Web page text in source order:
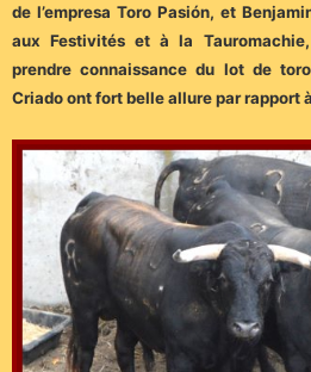
de l’empresa Toro Pasión, et
aux Festivités et à la
prendre connaissance du lot de
Criado ont fort belle allure par rapport